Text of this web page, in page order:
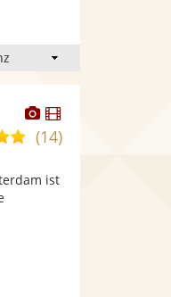
Dieser
Künstler
stellt
Fotos
bereit.
Dieser
Künstler
5,0
5
(14)
ist